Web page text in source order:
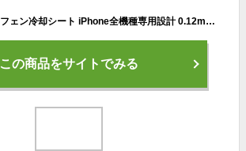
100%純度超薄グラフェン冷却シート iPhone全機種専用設計 0.12mm熱均一分散 他スマホにも応用可能 ケース対応
この商品をサイトでみる